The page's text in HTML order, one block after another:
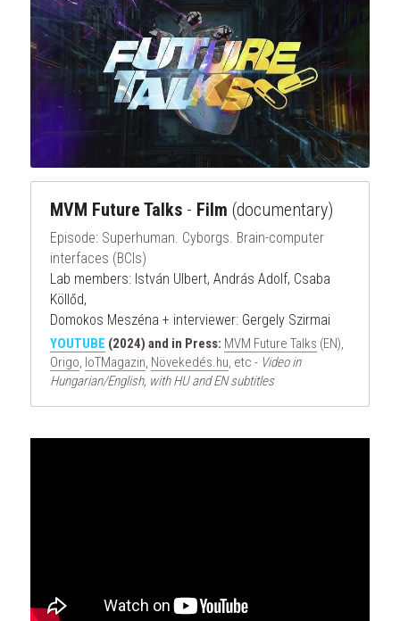
MVM Future Talks - Film (documentary)
Episode: Superhuman. Cyborgs. Brain-computer
interfaces (BCIs)
Lab members: István Ulbert, András Adolf, Csaba
Köllőd,
Domokos Meszéna + interviewer: Gergely Szirmai
YOUTUBE (2024) and in Press: MVM Future Talks
Origo, IoTMagazin, Növekedés.hu, etc - Video in
Hungarian/English, with HU and EN subtitles